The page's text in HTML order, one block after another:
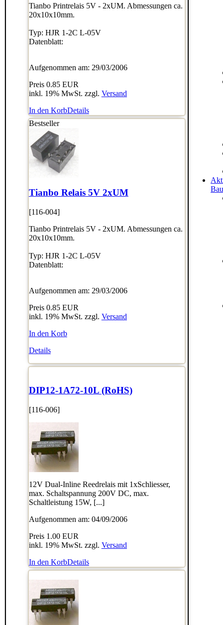
Tianbo Printrelais 5V - 2xUM. Abmessungen ca.
20x10x10mm.
Typ: HJR 1-2C L-05V
Datenblatt:
Aufgenommen am: 29/03/2006
Preis 0.85 EUR
inkl. 19% MwSt. zzgl. Versand
In den KorbDetails
Bestseller
Tianbo Relais 5V 2xUM
[116-004]
Tianbo Printrelais 5V - 2xUM. Abmessungen ca.
20x10x10mm.
Typ: HJR 1-2C L-05V
Datenblatt:
Aufgenommen am: 29/03/2006
Preis 0.85 EUR
inkl. 19% MwSt. zzgl. Versand
In den Korb
Details
DIP12-1A72-10L (RoHS)
[116-006]
12V Dual-Inline Reedrelais mit 1xSchliesser,
max. Schaltspannung 200V DC, max.
Schaltleistung 15W, [...]
Aufgenommen am: 04/09/2006
Preis 1.00 EUR
inkl. 19% MwSt. zzgl. Versand
In den KorbDetails